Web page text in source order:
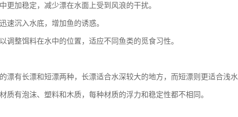
更加稳定，减少漂在水面上受到风浪的干扰。
速沉入水底，增加鱼的诱惑。
调整饵料在水中的位置，适应不同鱼类的觅食习性。
漂有长漂和短漂两种，长漂适合水深较大的地方，而短漂则更适合浅水
质有泡沫、塑料和木质，每种材质的浮力和稳定性都不相同。